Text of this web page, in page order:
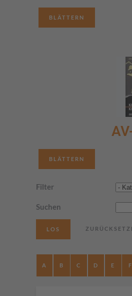
BLÄTTERN
BLÄTTERN
Filter
Suchen
A B C D E F